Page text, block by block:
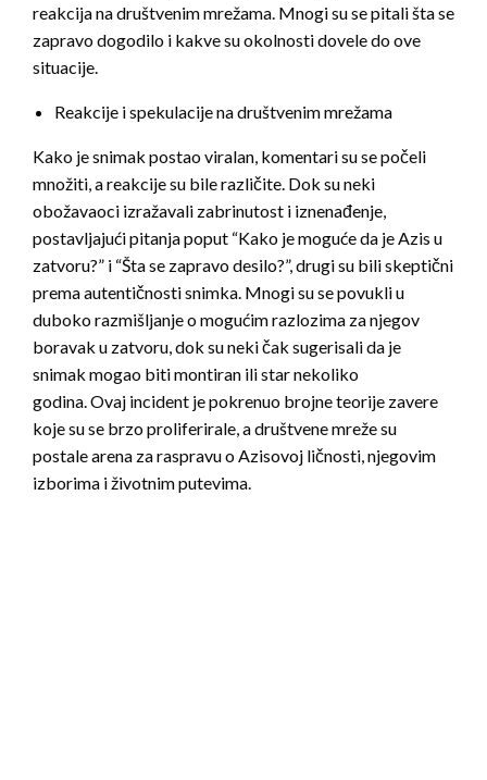
reakcija na društvenim mrežama. Mnogi su se pitali šta se
zapravo dogodilo i kakve su okolnosti dovele do ove
situacije.
Reakcije i spekulacije na društvenim mrežama
Kako je snimak postao viralan, komentari su se počeli
množiti, a reakcije su bile različite. Dok su neki
obožavaoci izražavali zabrinutost i iznenađenje,
postavljajući pitanja poput “Kako je moguće da je Azis u
zatvoru?” i “Šta se zapravo desilo?”, drugi su bili skeptični
prema autentičnosti snimka. Mnogi su se povukli u
duboko razmišljanje o mogućim razlozima za njegov
boravak u zatvoru, dok su neki čak sugerisali da je
snimak mogao biti montiran ili star nekoliko
godina. Ovaj incident je pokrenuo brojne teorije zavere
koje su se brzo proliferirale, a društvene mreže su
postale arena za raspravu o Azisovoj ličnosti, njegovim
izborima i životnim putevima.